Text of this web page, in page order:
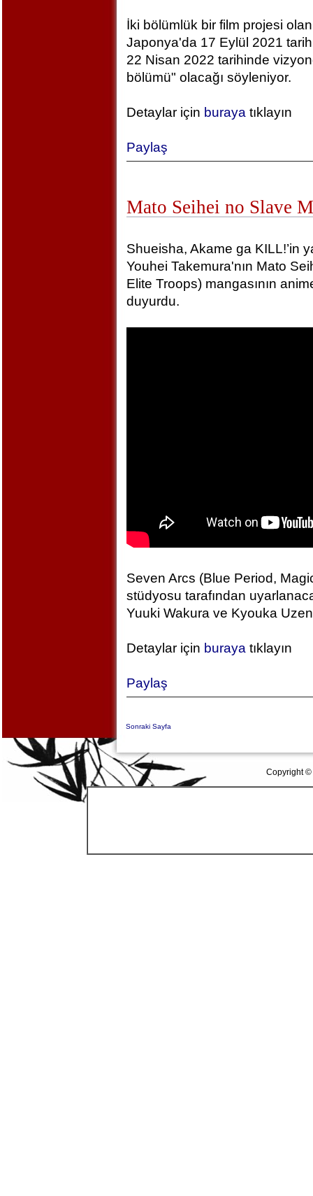
İki bölümlük bir film projesi
Japonya'da 17 Eylül 2021
22 Nisan 2022 tarihinde
bölümü" olacağı söyleniyor.
Detaylar için buraya tıklayın
Paylaş
Mato Seihei no Slave
Shueisha, Akame ga KILL!’in
Youhei Takemura'nın Mato
Elite Troops) mangasının
duyurdu.
Seven Arcs (Blue Period,
stüdyosu tarafından
Yuuki Wakura ve Kyouka
Detaylar için buraya tıklayın
Paylaş
Sonraki Sayfa
Copyright ©